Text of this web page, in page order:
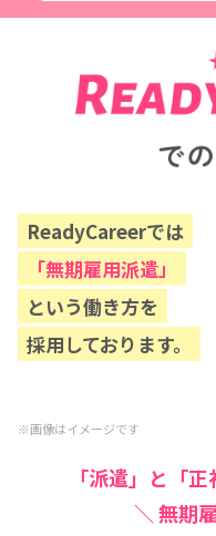
※画像はイメージです
ReadyCareerでは
「無期雇用派遣」
という働き方を
採用しております。
「派遣」と「
＼ 無期